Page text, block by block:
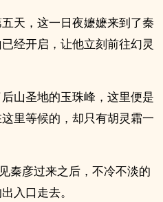
天，这一日夜嬷嬷来到了秦
经开启，让他立刻前往幻灵
山圣地的玉珠峰，这里便是
里等候的，却只有胡灵霜一
秦彦过来之后，不冷不淡的
入口走去。